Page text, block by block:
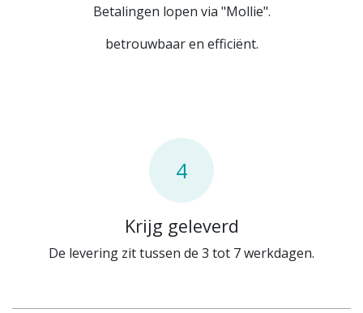
Betalingen lopen via "Mollie".
betrouwbaar en efficiënt.
4
Krijg geleverd
De levering zit tussen de 3 tot 7 werkdagen.